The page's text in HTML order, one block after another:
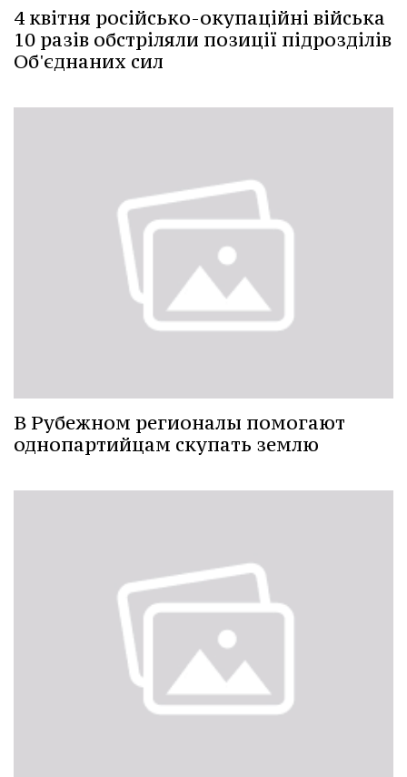
4 квітня російсько-окупаційні війська
10 разів обстріляли позиції підрозділів
Об'єднаних сил
В Рубежном регионалы помогают
однопартийцам скупать землю